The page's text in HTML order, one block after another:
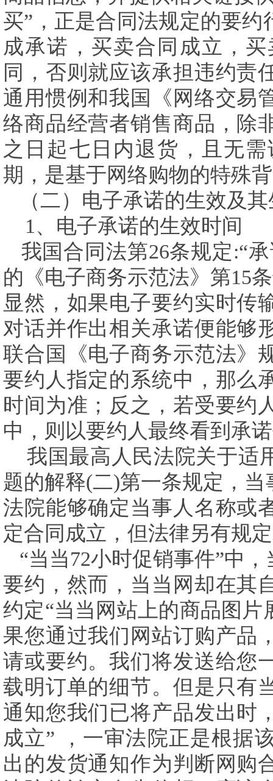
买”，正是合同法规定的要
成承诺，买卖合同成立，
同，否则就应该承担违约责
通用惯例和我国《网络交易
络商品经营者销售商品，除
之日起七日内退货，且无
期，是基于网络购物的特殊
（二）电子承诺的生效及
1 、电子承诺的生效时间
我国合同法第26条规定:“
的《电子商务示范法》第15
显然，如果电子要约实时传
对话并作出相关承诺便能够
联合国《电子商务示范法》
要约人指定的系统中，那么
时间为准；反之，若受要约
中，则以要约人最终看到承
我国最高人民法院关于适
题的解释(二)第一条规定，
法院能够确定当事人名称或
定合同成立，但法律另有规
“当当72小时促销事件”中
要约，然而，当当网却在其
约定“当当网站上的商品图
果您通过我们网站订购产品
请或要约。我们将发送给您
载明订单的细节。但是只有
通知您我们已将产品发出时
成立”
，一审法院正是根据
出的发货通知作为判断网购